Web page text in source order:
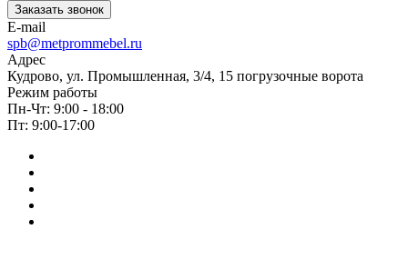
Заказать звонок
E-mail
spb@metprommebel.ru
Адрес
Кудрово, ул. Промышленная, 3/4, 15 погрузочные ворота
Режим работы
Пн-Чт: 9:00 - 18:00
Пт: 9:00-17:00